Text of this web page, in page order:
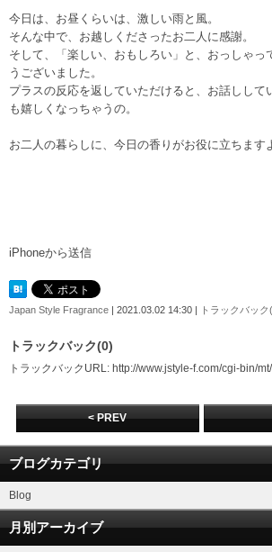
今日は、お昼くらいは、激しい雨と風。
そんな中で、お越しくださったお二人に感謝。
そして、「楽しい、おもしろい」と、おっしゃっ
うございました。
プラスの反応を返していただけると、お話しして
も嬉しくなっちゃうの。
お二人の暮らしに、今日の香りがお役に立ちます
iPhoneから送信
Japan Style Fragrance | 2021.03.02 14:30 | トラックバック
トラックバック(0)
トラックバックURL: http://www.jstyle-f.com/cgi-bin/
< PREV
ブログカテゴリ
Blog
月別アーカイブ